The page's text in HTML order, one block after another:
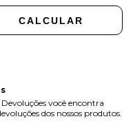
CALCULAR
você encontra
dos nossos produtos.